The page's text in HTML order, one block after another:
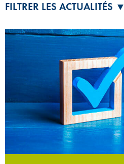
FILTRER LES ACTUALITÉS ▼